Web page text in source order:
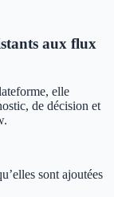
aux flux
elle
de décision et
sont ajoutées